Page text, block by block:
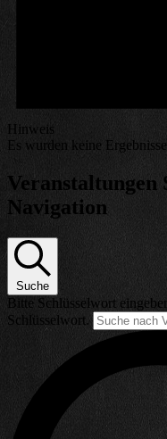
Hinweis
Es wurden keine
Veranstaltungen
Navigation
Suche
Bitte Schlüsselwort
Schlüsselwort.